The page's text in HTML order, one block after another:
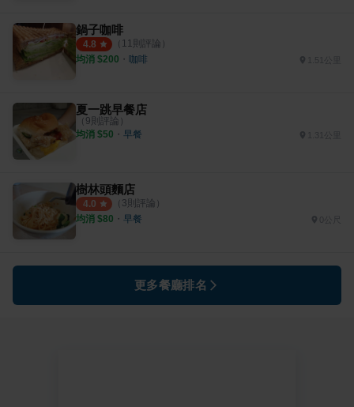
鍋子咖啡
4.8 （ 11則評論）
均消 $200 ・ 咖啡 1.51公里
夏一跳早餐店
（ 9則評論）
均消 $50 ・ 早餐
樹林頭麵店
4.0 （ 3則評論）
均消 $80 ・ 早餐
更多餐廳排名